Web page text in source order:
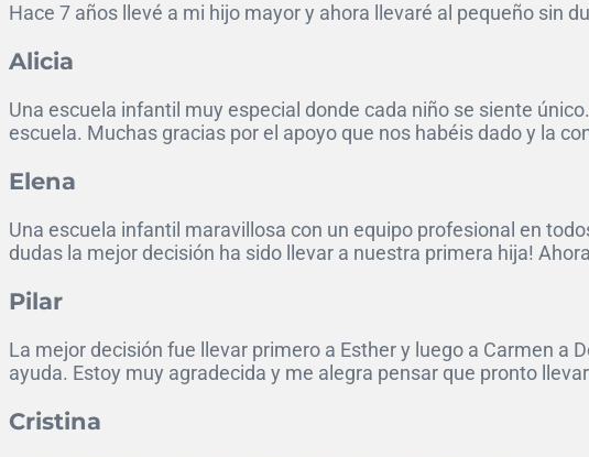
Hace 7 años llevé a mi hijo mayor y ahora llevaré al pequeño sin
Alicia
Una escuela infantil muy especial donde cada niño se siente
escuela. Muchas gracias por el apoyo que nos habéis dado y la
Elena
Una escuela infantil maravillosa con un equipo profesional en
dudas la mejor decisión ha sido llevar a nuestra primera hija!
Pilar
La mejor decisión fue llevar primero a Esther y luego a Carmen a
ayuda. Estoy muy agradecida y me alegra pensar que pronto
Cristina